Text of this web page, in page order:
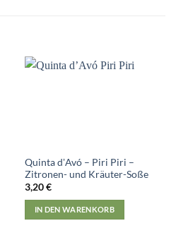
Quinta dʼAvó – Piri Piri –
Zitronen- und Kräuter-Soße
3,20€
IN DEN WARENKORB